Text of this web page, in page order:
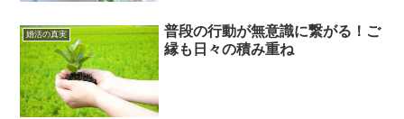
婚活の真実
普段の行動が無意識に繋がる！ご
縁も日々の積み重ね